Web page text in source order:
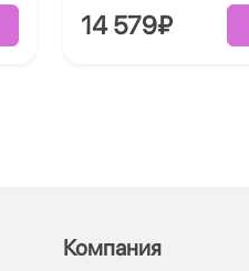
14 579₽
Компания